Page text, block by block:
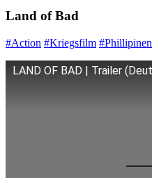
Land of Bad
#Action #Kriegsfilm #Phillipinen
LAND OF BAD | Trailer